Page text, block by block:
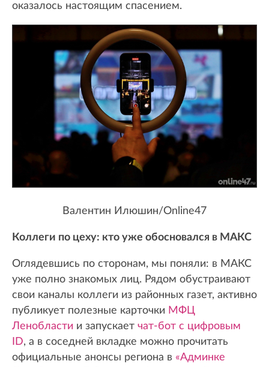
оказалось настоящим спасением.
Валентин Илюшин/Online47
Коллеги по цеху: кто уже обосновался в МАКС
Оглядевшись по сторонам, мы поняли: в МАКС
уже полно знакомых лиц. Рядом обустраивают
свои каналы коллеги из районных газет, активно
публикует полезные карточки МФЦ
Ленобласти и запускает чат-бот с цифровым
ID, а в соседней вкладке можно прочитать
официальные анонсы региона в «Админке